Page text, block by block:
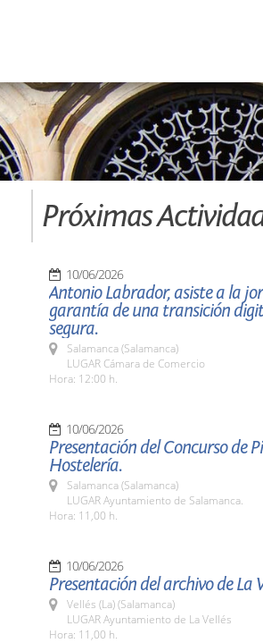
Próximas
10/06/2026
Antonio Labrador, asiste a la
garantía de una transición
segura.
Salamanca (Salamanca)
LUGAR Cámara de Comercio
Hora: 12:00 h.
10/06/2026
Presentación del Concurso de
Hostelería.
Salamanca (Salamanca)
LUGAR Ayuntamiento de Salamanca.
Hora: 11,00 h.
10/06/2026
Presentación del archivo de La
Vellés (La) (Salamanca)
LUGAR Ayuntamiento de La Vellés
Hora: 11,00 h.